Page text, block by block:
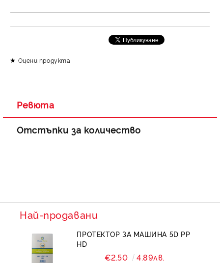
Оцени продукта
Ревюта
Отстъпки за количество
Най-продавани
ПРОТЕКТОР ЗА МАШИНА 5D PP
HD
€2.50 4.89лв.